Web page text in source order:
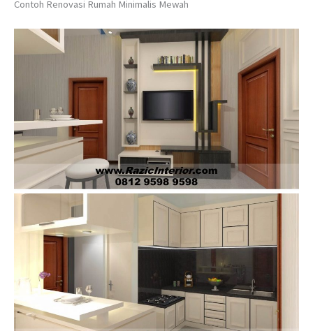
Contoh Renovasi Rumah Minimalis Mewah